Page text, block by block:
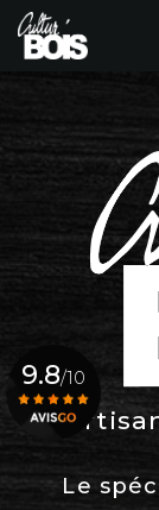
Aller
au
contenu
Le
9.8/10